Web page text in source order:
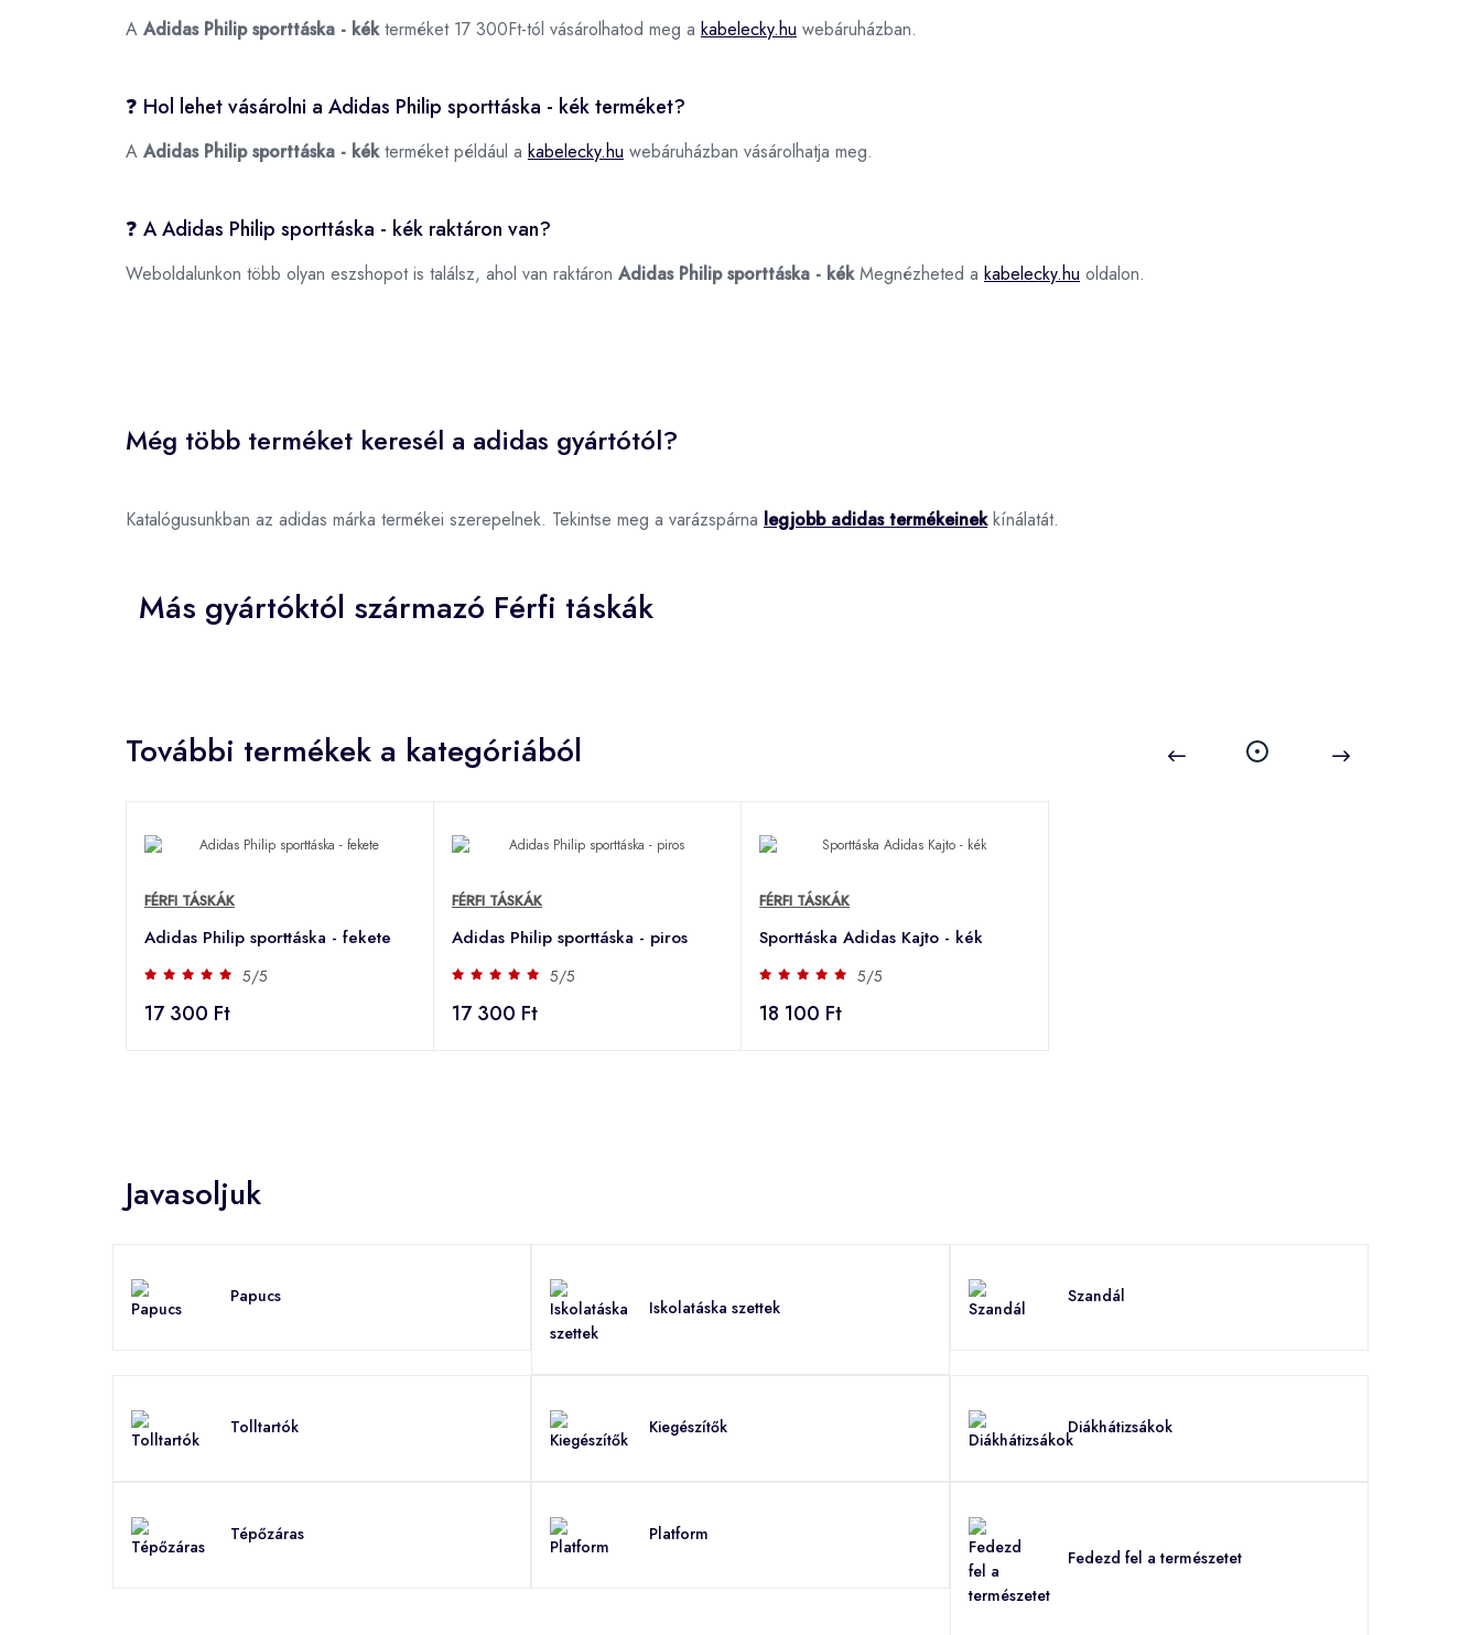
A Adidas Philip sporttáska - kékterméket 17 300Ft-tól vásárolhatod meg a kabelecky.hu webáruházban.
❓ Hol lehet vásárolni a Adidas Philip sporttáska - kék terméket?
A Adidas Philip sporttáska - kékterméket például a kabelecky.hu webáruházban vásárolhatja meg.
❓ A Adidas Philip sporttáska - kék raktáron van?
Weboldalunkon több olyan eszshopot is találsz, ahol van raktáron Adidas Philip sporttáska - kékMegnézheted a kabelecky.hu oldalon.
Még több terméket keresél a adidas gyártótól?
Katalógusunkban az adidas márka termékei szerepelnek. Tekintse meg a varázspárna legjobb adidas termékeinekkínálatát.
Más gyártóktól származó Férfi táskák
További termékek a kategóriából
FÉRFI TÁSKÁK
Adidas Philip sporttáska - fekete
5/5
17 300 Ft
FÉRFI TÁSKÁK
Adidas Philip sporttáska - piros
5/5
17 300 Ft
FÉRFI TÁSKÁK
Sporttáska Adidas Kajto - kék
5/5
18 100 Ft
Javasoljuk
Papucs
Iskolatáska szettek
Szandál
Tolltartók Kiegészítők Diákhátizsákok
Tépőzáras
Platform
Fedezd fel a természetet